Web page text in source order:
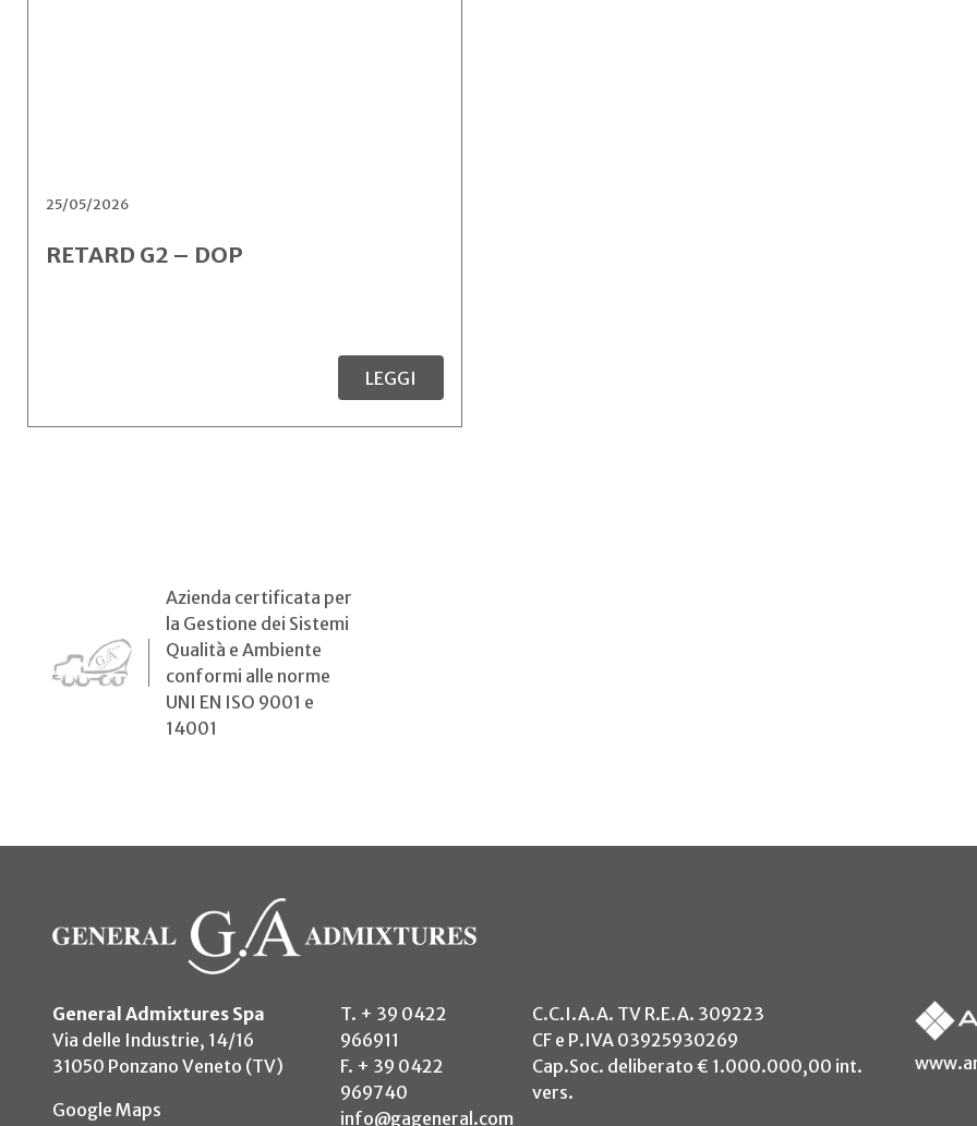
25/05/2026
RETARD G2 – DOP
LEGGI
Azienda certificata per
la Gestione dei Sistemi
Qualità e Ambiente
conformi alle norme
UNI EN ISO 9001 e
14001
General Admixtures Spa
Via delle Industrie, 14/16
31050 Ponzano Veneto (TV)
Google Maps (si apre in un nuovo tab)
T. + 39 0422
966911
F. + 39 0422
969740
info@gageneral.com
C.C.I.A.A. TV R.E.A. 309223
CF e P.IVA 03925930269
Cap.Soc. deliberato € 1.000.000,00 int.
vers.